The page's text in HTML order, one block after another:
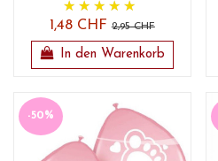
1,48 CHF2,95 CHF
In den Warenkorb
-50%